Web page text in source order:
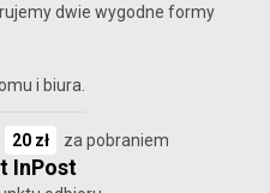
dwie wygodne formy
i biura.
20 zł za pobraniem
InPost